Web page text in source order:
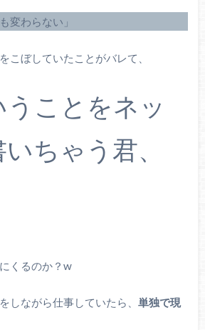
変わらない」
こぼしていたことがバレて、
うことをネッ
ちゃう君、
くるのか？w
しながら仕事していたら、
単独で現